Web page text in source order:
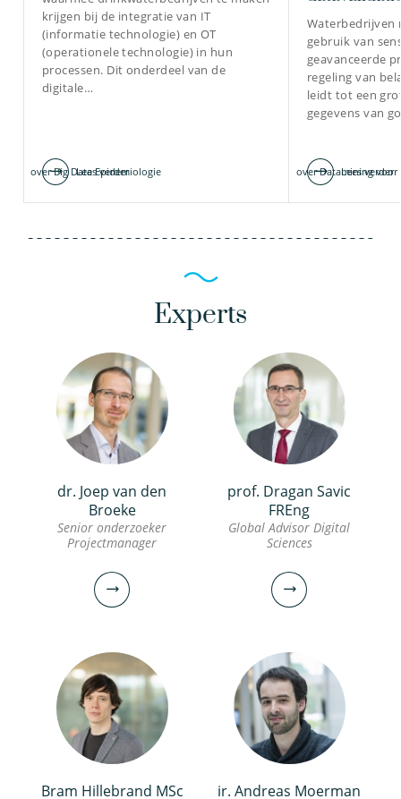
krijgen bij de integratie van IT
(informatie technologie) en OT
(operationele technologie) in hun
processen. Dit onderdeel van de
digitale…
Lees verder
Waterbedrijven
gebruik van
geavanceerde
regeling van
leidt tot een
gegevens van
Lees verder
over Big Data Epidemiologie over Datamining voor
Experts
dr. Joep van den
Broeke
Senior onderzoeker
Projectmanager
prof. Dragan Savic
FREng
Global Advisor Digital
Sciences
Bram Hillebrand MSc ir. Andreas Moerman